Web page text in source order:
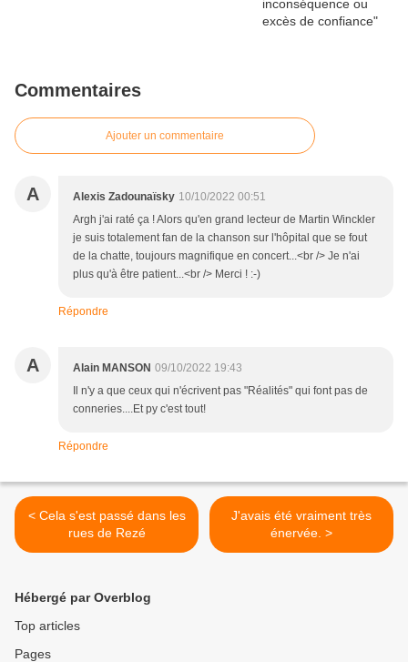
Commentaires
Ajouter un commentaire
A Alexis Zadounaïsky 10/10/2022 00:51
Argh j'ai raté ça ! Alors qu'en grand lecteur de Martin Winckler
je suis totalement fan de la chanson sur l'hôpital que se fout
de la chatte, toujours magnifique en concert...<br /> Je n'ai
plus qu'à être patient...<br /> Merci ! :-)
Répondre
A Alain MANSON 09/10/2022 19:43
Il n'y a que ceux qui n'écrivent pas "Réalités" qui font pas de
conneries....Et py c'est tout!
Répondre
< Cela s'est passé dans les
rues de Rezé
J'avais été vraiment très
énervée. >
Hébergé par Overblog
Top articles
Pages